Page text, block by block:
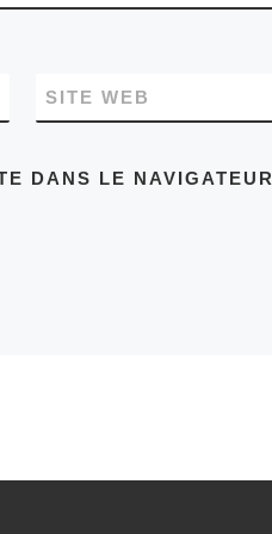
SITE WEB
DANS LE NAVIGATEUR